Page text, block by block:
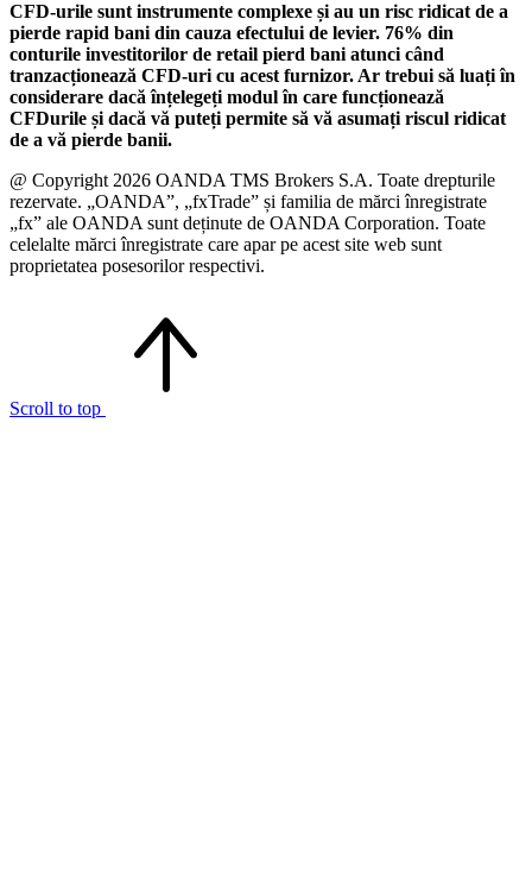
CFD-urile sunt instrumente complexe și au un risc ridicat de a
pierde rapid bani din cauza efectului de levier. 76% din
conturile investitorilor de retail pierd bani atunci când
tranzacționează CFD-uri cu acest furnizor. Ar trebui să luați în
considerare dacă înțelegeți modul în care funcționează
CFDurile și dacă vă puteți permite să vă asumați riscul ridicat
de a vă pierde banii.
@ Copyright 2026 OANDA TMS Brokers S.A. Toate drepturile
rezervate. „OANDA”, „fxTrade” și familia de mărci înregistrate
„fx” ale OANDA sunt deținute de OANDA Corporation. Toate
celelalte mărci înregistrate care apar pe acest site web sunt
proprietatea posesorilor respectivi.
Scroll to top